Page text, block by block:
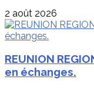
2 août 2026
REUNION
en échanges.